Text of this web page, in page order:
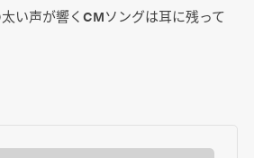
い声が響くCMソングは耳に残って